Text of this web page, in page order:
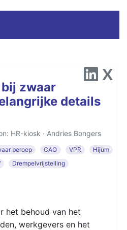
zwaar
details
HR-kiosk · Andries Bongers
beroep CAO VPR
Hijum
Drempelvrijstelling
het behoud van het
werkgevers en het